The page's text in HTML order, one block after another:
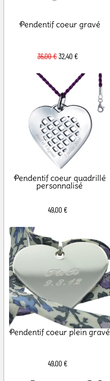
Pendentif coeur gravé
36,00 €32,40 €
Pendentif coeur quadrillé
personnalisé
49,00 €
Pendentif coeur plein gravé
49,00 €